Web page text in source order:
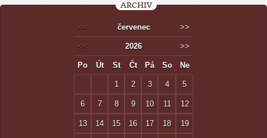
ARCHIV
<< červenec >>
<< 2026 >>
Po Út St Čt Pá So Ne
1 2 3 4 5
6 7 8 9 10 11 12
13 14 15 16 17 18 19